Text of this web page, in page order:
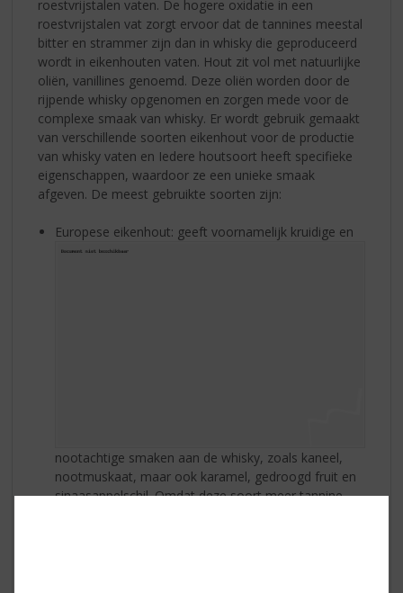
roestvrijstalen vaten. De hogere oxidatie in een
roestvrijstalen vat zorgt ervoor dat de tannines meestal
bitter en strammer zijn dan in whisky die geproduceerd
wordt in eikenhouten vaten. Hout zit vol met natuurlijke
oliën, vanillines genoemd. Deze oliën worden door de
rijpende whisky opgenomen en zorgen mede voor de
complexe smaak van whisky. Er wordt gebruik gemaakt
van verschillende soorten eikenhout voor de productie
van whisky vaten en Iedere houtsoort heeft specifieke
eigenschappen, waardoor ze een unieke smaak
afgeven. De meest gebruikte soorten zijn:
Europese eikenhout: geeft voornamelijk kruidige en
nootachtige smaken aan de whisky, zoals kaneel,
nootmuskaat, maar ook karamel, gedroogd fruit en
sinaasappelschil. Omdat deze soort meer tannine